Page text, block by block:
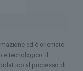
ed è orientato
e tecnologico. Il
al processo di